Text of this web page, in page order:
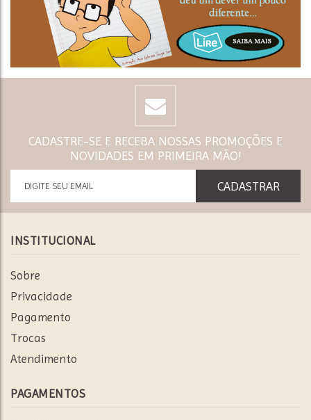
CADASTRE-SE E RECEBA NOSSAS PROMOÇÕES E
NOVIDADES EM PRIMEIRA MÃO!
INSTITUCIONAL
Sobre
Privacidade
Pagamento
Trocas
Atendimento
PAGAMENTOS